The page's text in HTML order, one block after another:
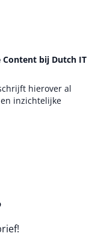
bij Dutch IT
hierover al
inzichtelijke